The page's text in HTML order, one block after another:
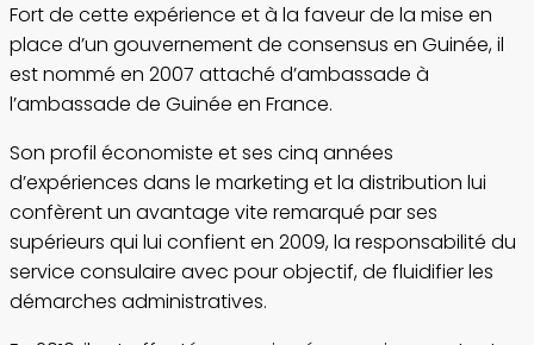
Fort de cette expérience et à la faveur de la mise en
place d’un gouvernement de consensus en Guinée, il
est nommé en 2007 attaché d’ambassade à
l’ambassade de Guinée en France.
Son profil économiste et ses cinq années
d’expériences dans le marketing et la distribution lui
confèrent un avantage vite remarqué par ses
supérieurs qui lui confient en 2009, la responsabilité du
service consulaire avec pour objectif, de fluidifier les
démarches administratives.